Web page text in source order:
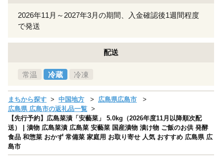
2026年11月～2027年3月の期間、入金確認後1週間程度
で発送
配送
常温 冷蔵 冷凍
まちから探す 中国地方
広島県広島市
広島県 広島市の返礼品一覧
【先行予約】広島菜漬「安藝菜」 5.0kg（2026年度11月以降順次配
送） | 漬物 広島菜漬 広島菜 安藝菜 国産漬物 漬け物 ご飯のお供 発酵
食品 和惣菜 おかず 常備菜 家庭用 お取り寄せ 人気 おすすめ 広島県 広
島市